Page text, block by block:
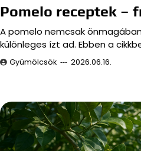
Pomelo receptek –
A pomelo nemcsak
különleges ízt ad. Ebben a
Gyümölcsök 2026.06.16.